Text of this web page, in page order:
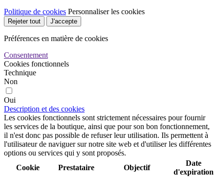
Politique de cookies Personnaliser les cookies
Rejeter tout J'accepte
Préférences en matière de cookies
Consentement
Cookies fonctionnels
Technique
Non
Oui
Description et des cookies
Les cookies fonctionnels sont strictement nécessaires pour fournir
les services de la boutique, ainsi que pour son bon fonctionnement,
il n'est donc pas possible de refuser leur utilisation. Ils permettent à
l'utilisateur de naviguer sur notre site web et d'utiliser les différentes
options ou services qui y sont proposés.
Cookie
Prestataire Objectif
Date
d'expiration